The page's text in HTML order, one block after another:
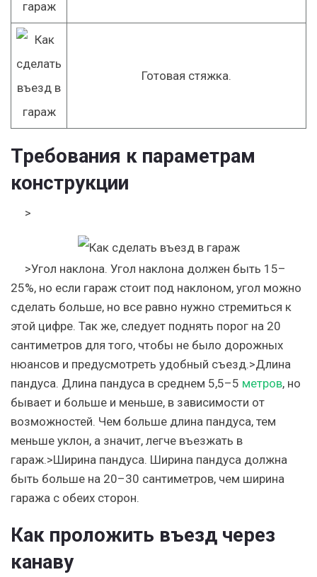
Готовая стяжка.
Требования к параметрам
конструкции
>
>Угол наклона. Угол наклона должен быть 15–
25%, но если гараж стоит под наклоном, угол можно
сделать больше, но все равно нужно стремиться к
этой цифре. Так же, следует поднять порог на 20
сантиметров для того, чтобы не было дорожных
нюансов и предусмотреть удобный съезд.>Длина
пандуса. Длина пандуса в среднем 5,5–5 метров, но
бывает и больше и меньше, в зависимости от
возможностей. Чем больше длина пандуса, тем
меньше уклон, а значит, легче въезжать в
гараж.>Ширина пандуса. Ширина пандуса должна
быть больше на 20–30 сантиметров, чем ширина
гаража с обеих сторон.
Как проложить въезд через
канаву